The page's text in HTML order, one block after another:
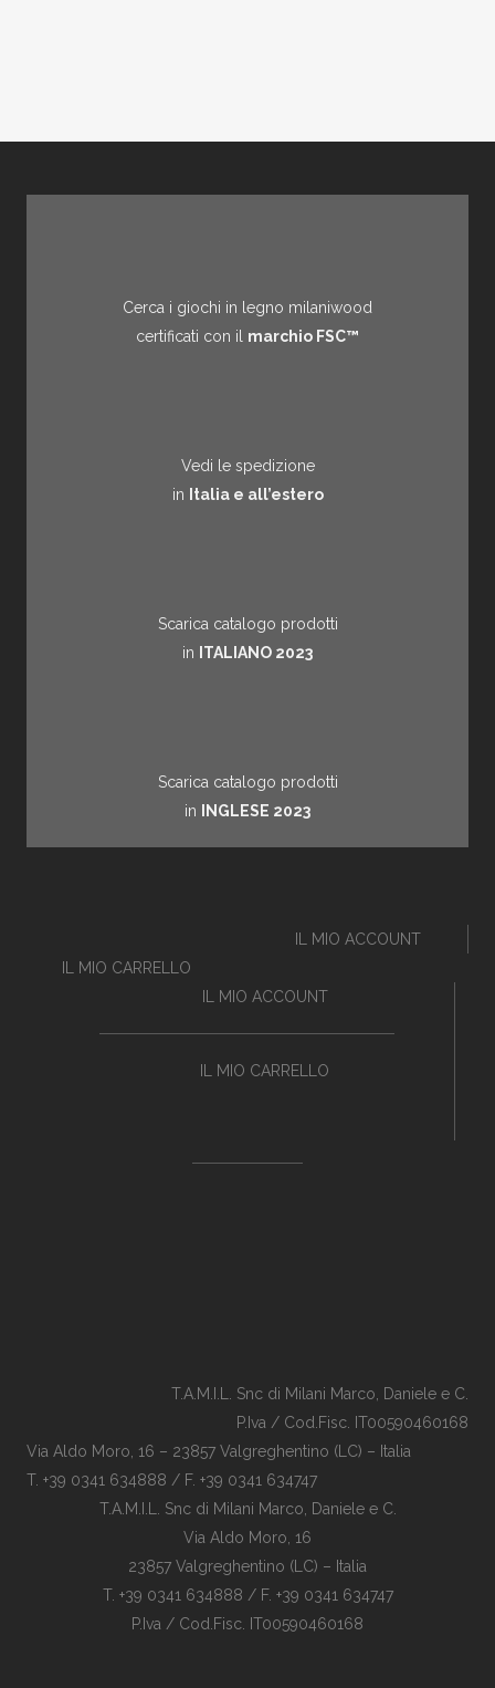
Cerca i giochi in legno milaniwood
certificati con il marchio FSC™
Vedi le spedizione
in
Italia e all’estero
Scarica catalogo prodotti
in
ITALIANO 2023
Scarica catalogo prodotti
in
INGLESE 2023
IL MIO ACCOUNT
IL MIO CARRELLO
IL MIO ACCOUNT
IL MIO CARRELLO
T.A.M.I.L. Snc di Milani Marco, Daniele e C.
P.Iva / Cod.Fisc. IT00590460168
Via Aldo Moro, 16 – 23857 Valgreghentino (LC) – Italia
T. +39 0341 634888 / F. +39 0341 634747
T.A.M.I.L. Snc di Milani Marco, Daniele e C.
Via Aldo Moro, 16
23857 Valgreghentino (LC) – Italia
T. +39 0341 634888 / F. +39 0341 634747
P.Iva / Cod.Fisc. IT00590460168